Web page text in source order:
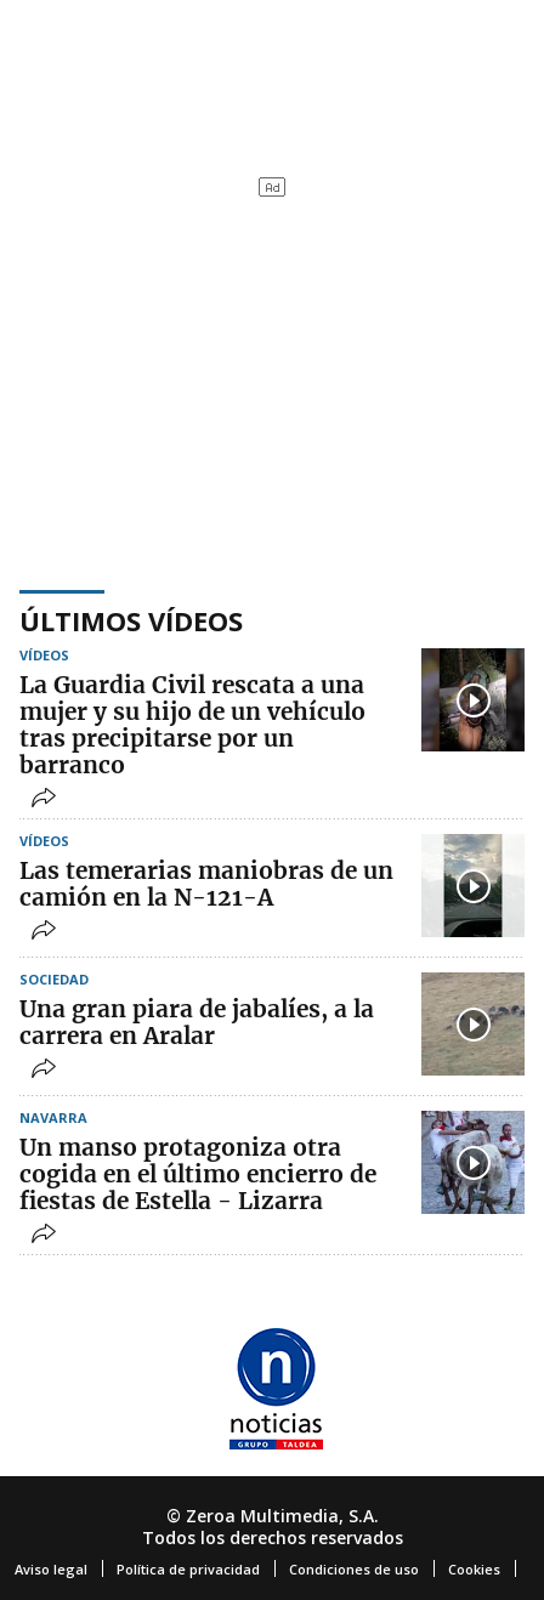
ÚLTIMOS VÍDEOS
VÍDEOS
La Guardia Civil rescata a una
mujer y su hijo de un vehículo
tras precipitarse por un
barranco
VÍDEOS
Las temerarias maniobras de un
camión en la N-121-A
SOCIEDAD
Una gran piara de jabalíes, a la
carrera en Aralar
NAVARRA
Un manso protagoniza otra
cogida en el último encierro de
fiestas de Estella - Lizarra
© Zeroa Multimedia, S.A.
Todos los derechos reservados
Aviso legal Política de privacidad Condiciones de uso Cookies